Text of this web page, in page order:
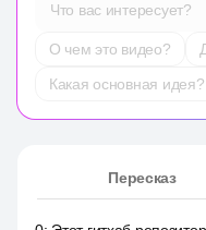
Что вас интересует?
О чем это видео?
Какая основная идея?
Пересказ